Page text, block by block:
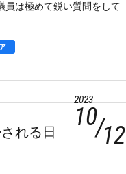
員は極めて鋭い質問をして
2023
10
12
れる日